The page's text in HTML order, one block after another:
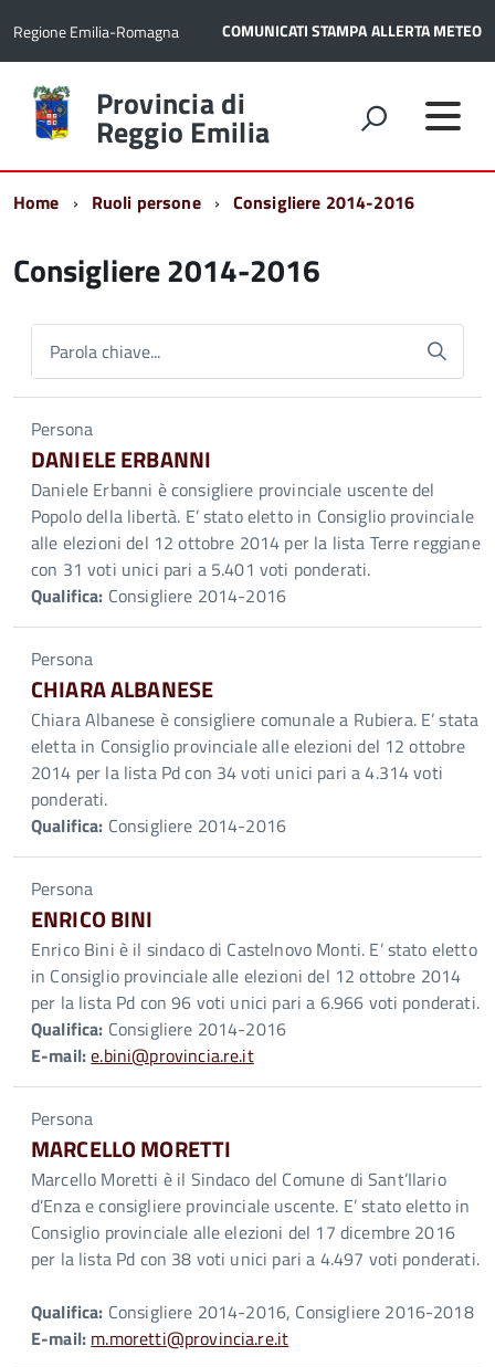
Regione Emilia-Romagna COMUNICATI STAMPAALLERTA METEO
Torna
alla
home
Provincia di
Reggio Emilia
Home Ruoli persone Consigliere 2014-2016
Consigliere 2014-2016
Parola chiave...
Persona
DANIELE ERBANNI
Daniele Erbanni è consigliere provinciale uscente del
Popolo della libertà. E’ stato eletto in Consiglio provinciale
alle elezioni del 12 ottobre 2014 per la lista Terre reggiane
con 31 voti unici pari a 5.401 voti ponderati.
Qualifica: Consigliere 2014-2016
Persona
CHIARA ALBANESE
Chiara Albanese è consigliere comunale a Rubiera. E’ stata
eletta in Consiglio provinciale alle elezioni del 12 ottobre
2014 per la lista Pd con 34 voti unici pari a 4.314 voti
ponderati.
Qualifica: Consigliere 2014-2016
Persona
ENRICO BINI
Enrico Bini è il sindaco di Castelnovo Monti. E’ stato eletto
in Consiglio provinciale alle elezioni del 12 ottobre 2014
per la lista Pd con 96 voti unici pari a 6.966 voti ponderati.
Qualifica: Consigliere 2014-2016
E-mail:e.bini@provincia.re.it
Persona
MARCELLO MORETTI
Marcello Moretti è il Sindaco del Comune di Sant’Ilario
d’Enza e consigliere provinciale uscente. E’ stato eletto in
Consiglio provinciale alle elezioni del 17 dicembre 2016
per la lista Pd con 38 voti unici pari a 4.497 voti ponderati.
Qualifica: Consigliere 2014-2016, Consigliere 2016-2018
E-mail: m.moretti@provincia.re.it